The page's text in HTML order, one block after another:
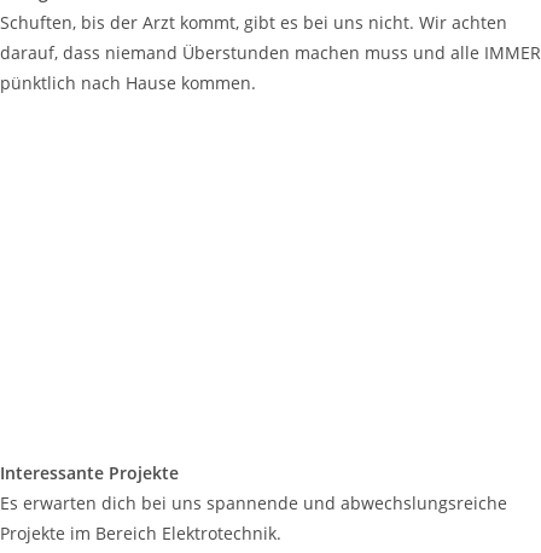
Schuften, bis der Arzt kommt, gibt es bei uns nicht. Wir achten
darauf, dass niemand Überstunden machen muss und alle IMMER
pünktlich nach Hause kommen.
Interessante Projekte
Es erwarten dich bei uns spannende und abwechslungsreiche
Projekte im Bereich Elektrotechnik.